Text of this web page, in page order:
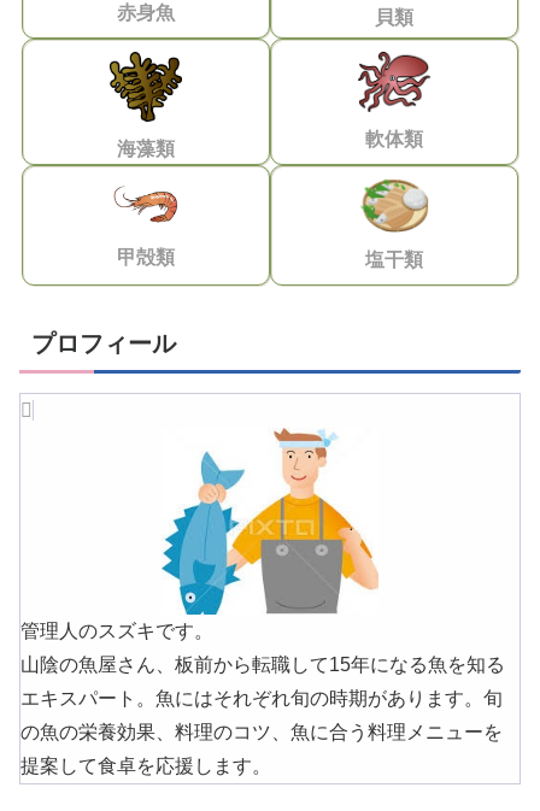
赤身魚 貝類
海藻類 軟体類
甲殻類 塩干類
プロフィール
管理人のスズキです。
山陰の魚屋さん、板前から転職して15年になる魚を知る
エキスパート。魚にはそれぞれ旬の時期があります。旬
の魚の栄養効果、料理のコツ、魚に合う料理メニューを
提案して食卓を応援します。